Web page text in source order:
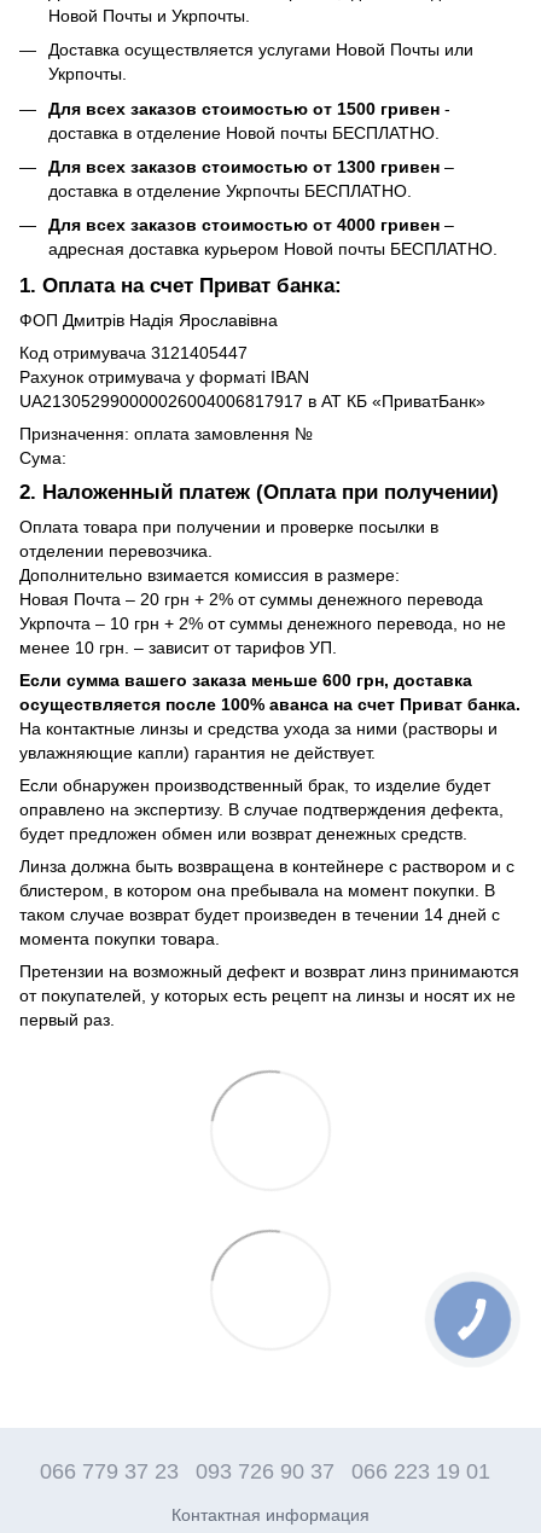
Новой Почты и Укрпочты.
Доставка осуществляется услугами Новой Почты или
Укрпочты.
Для всех заказов стоимостью от 1500 гривен -
доставка в отделение Новой почты БЕСПЛАТНО.
Для всех заказов стоимостью от 1300 гривен –
доставка в отделение Укрпочты БЕСПЛАТНО.
Для всех заказов стоимостью от 4000 гривен –
адресная доставка курьером Новой почты БЕСПЛАТНО.
1. Оплата на счет Приват банка:
ФОП Дмитрів Надія Ярославівна
Код отримувача 3121405447
Рахунок отримувача у форматі IBAN
UA213052990000026004006817917 в АТ КБ «ПриватБанк»
Призначення: оплата замовлення №
Сума:
2. Наложенный платеж (Оплата при получении)
Оплата товара при получении и проверке посылки в
отделении перевозчика.
Дополнительно взимается комиссия в размере:
Новая Почта – 20 грн + 2% от суммы денежного перевода
Укрпочта – 10 грн + 2% от суммы денежного перевода, но не
менее 10 грн. – зависит от тарифов УП.
Если сумма вашего заказа меньше 600 грн, доставка
осуществляется после 100% аванса на счет Приват банка.
На контактные линзы и средства ухода за ними (растворы и
увлажняющие капли) гарантия не действует.
Если обнаружен производственный брак, то изделие будет
оправлено на экспертизу. В случае подтверждения дефекта,
будет предложен обмен или возврат денежных средств.
Линза должна быть возвращена в контейнере с раствором и с
блистером, в котором она пребывала на момент покупки. В
таком случае возврат будет произведен в течении 14 дней с
момента покупки товара.
Претензии на возможный дефект и возврат линз принимаются
от покупателей, у которых есть рецепт на линзы и носят их не
первый раз.
066 779 37 23 093 726 90 37 066 223 19 01
Контактная информация